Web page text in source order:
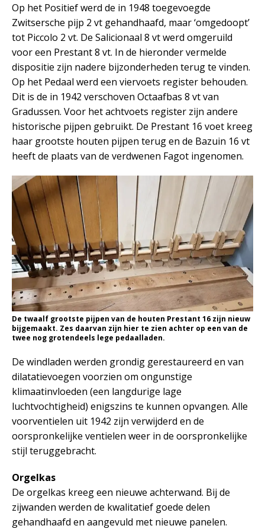
Op het Positief werd de in 1948 toegevoegde
Zwitsersche pijp 2 vt gehandhaafd, maar ‘omgedoopt’
tot Piccolo 2 vt. De Salicionaal 8 vt werd omgeruild
voor een Prestant 8 vt. In de hieronder vermelde
dispositie zijn nadere bijzonderheden terug te vinden.
Op het Pedaal werd een viervoets register behouden.
Dit is de in 1942 verschoven Octaafbas 8 vt van
Gradussen. Voor het achtvoets register zijn andere
historische pijpen gebruikt. De Prestant 16 voet kreeg
haar grootste houten pijpen terug en de Bazuin 16 vt
heeft de plaats van de verdwenen Fagot ingenomen.
De twaalf grootste pijpen van de houten Prestant 16 zijn nieuw
bijgemaakt. Zes daarvan zijn hier te zien achter op een van de
twee nog grotendeels lege pedaalladen.
De windladen werden grondig gerestaureerd en van
dilatatievoegen voorzien om ongunstige
klimaatinvloeden (een langdurige lage
luchtvochtigheid) enigszins te kunnen opvangen. Alle
voorventielen uit 1942 zijn verwijderd en de
oorspronkelijke ventielen weer in de oorspronkelijke
stijl teruggebracht.
Orgelkas
De orgelkas kreeg een nieuwe achterwand. Bij de
zijwanden werden de kwalitatief goede delen
gehandhaafd en aangevuld met nieuwe panelen.